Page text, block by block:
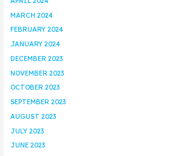
MARCH 2024
FEBRUARY 2024
JANUARY 2024
DECEMBER 2023
NOVEMBER 2023
OCTOBER 2023
SEPTEMBER 2023
AUGUST 2023
JULY 2023
JUNE 2023